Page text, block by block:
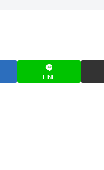
LINE